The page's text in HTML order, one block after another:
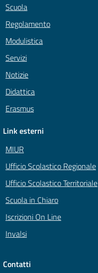
Scuola
Regolamento
Modulistica
Servizi
Notizie
Didattica
Erasmus
Link esterni
MIUR
Ufficio Scolastico Regionale
Ufficio Scolastico Territoriale
Scuola in Chiaro
Iscrizioni On Line
Invalsi
Contatti